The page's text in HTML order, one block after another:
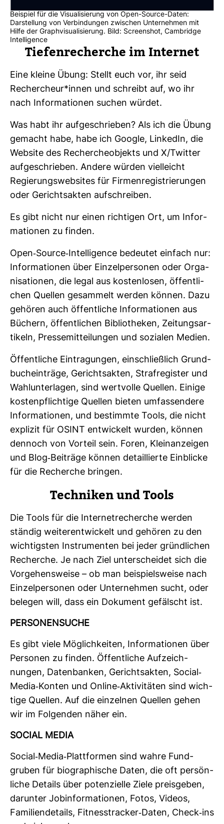
Beispiel für die Visualisierung von Open-Source-Daten:
Darstellung von Verbindungen zwischen Unternehmen mit
Hilfe der Graphvisualisierung. Bild: Screenshot, Cambridge
Intelligence
Tie­fen­re­cherche im Internet
Eine kleine Übung: Stellt euch vor, ihr seid
Recher­cheur*innen und schreibt auf, wo ihr
nach Infor­ma­tionen suchen würdet.
Was habt ihr auf­ge­schrieben? Als ich die Übung
gemacht habe, habe ich Google, Lin­kedIn, die
Web­site des Recher­cheo­b­jekts und X/Twitter
auf­ge­schrieben. Andere würden viel­leicht
Regie­rungs­web­sites für Fir­men­re­gis­trie­rungen
oder Gerichts­akten auf­schreiben.
Es gibt nicht nur einen rich­tigen Ort, um Infor­
ma­tionen zu finden.
Open-​Source-​Intel­li­gence bedeutet ein­fach nur:
Infor­ma­tionen über Ein­zel­per­sonen oder Orga­
ni­sa­tionen, die legal aus kos­ten­losen, öffent­li­
chen Quellen gesam­melt werden können. Dazu
gehören auch öffent­liche Infor­ma­tionen aus
Büchern, öffent­li­chen Biblio­theken, Zei­tungs­ar­
ti­keln, Pres­se­mit­tei­lungen und sozialen Medien.
Öffent­liche Ein­tra­gungen, ein­schließ­lich Grund­
buch­ein­träge, Gerichts­akten, Straf­re­gister und
Wahl­un­ter­lagen, sind wert­volle Quellen. Einige
kos­ten­pflich­tige Quellen bieten umfas­sen­dere
Infor­ma­tionen, und bestimmte Tools, die nicht
explizit für OSINT ent­wi­ckelt wurden, können
den­noch von Vor­teil sein. Foren, Klein­an­zeigen
und Blog-​Bei­träge können detail­lierte Ein­blicke
für die Recherche bringen.
Tech­niken und Tools
Die Tools für die Inter­net­re­cherche werden
ständig wei­ter­ent­wi­ckelt und gehören zu den
wich­tigsten Instru­menten bei jeder gründ­li­chen
Recherche. Je nach Ziel unter­scheidet sich die
Vor­ge­hens­weise – ob man bei­spiels­weise nach
Ein­zel­per­sonen oder Unter­nehmen sucht, oder
belegen will, dass ein Doku­ment gefälscht ist.
PER­SO­NEN­SUCHE
Es gibt viele Mög­lich­keiten, Infor­ma­tionen über
Per­sonen zu finden. Öffent­liche Auf­zeich­
nungen, Daten­banken, Gerichts­akten, Social-​
Media-​Konten und Online-​Akti­vi­täten sind wich­
tige Quellen. Auf die ein­zelnen Quellen gehen
wir im Fol­genden näher ein.
SOCIAL MEDIA
Social-​Media-​Platt­formen sind wahre Fund­
gruben für bio­gra­phi­sche Daten, die oft per­sön­
liche Details über poten­zi­elle Ziele preis­geben,
dar­unter Job­in­for­ma­tionen, Fotos, Videos,
Fami­li­en­de­tails, Fit­nesstra­cker-​Daten, Check-​ins